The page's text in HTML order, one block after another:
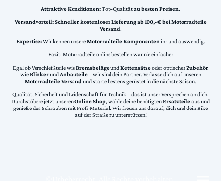
Attraktive Konditionen:Top-Qualitätzu besten Preisen.
Versandvorteil:Schneller kostenloser Lieferung ab 100,-€ bei Motorradteile
Versand.
Expertise:Wir kennen unsereMotorradteile Komponentenin- und auswendig.
Fazit: Motorradteile online bestellen war nie einfacher
Egal ob Verschleißteile wieBremsbelägeundKettensätzeoder optischesZubehör
wieBlinkerundAnbauteile– wir sind dein Partner. Verlasse dich auf unseren
Motorradteile Versand und starte bestens gerüstet in die nächste Saison.
Qualität, Sicherheit und Leidenschaft für Technik – das ist unser Versprechen an dich.
Durchstöbere jetzt unserenOnline Shop, wähle deine benötigtenErsatzteileaus und
genieße das Schrauben mit Profi-Material. Wir freuen uns darauf, dich und dein Bike
auf der Straße zu unterstützen!